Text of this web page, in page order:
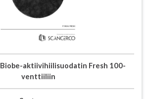
Biobe-aktiivihiilisuodatin Fresh 100-
venttiiliin